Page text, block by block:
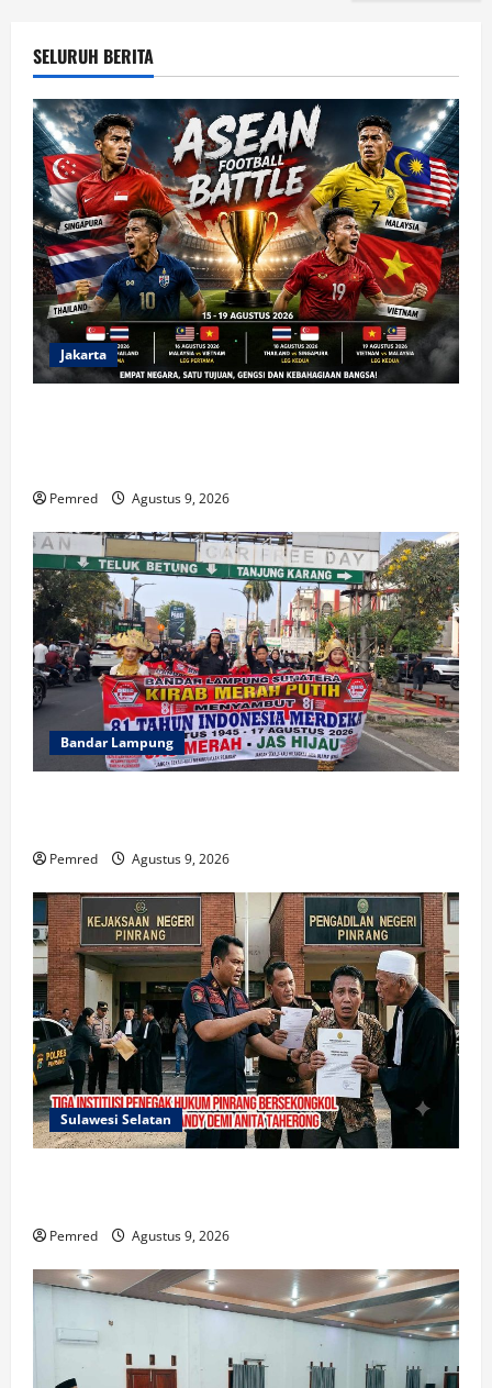
SELURUH BERITA
Jakarta
Pemred Agustus 9, 2026
Bandar Lampung
Pemred Agustus 9, 2026
Sulawesi Selatan
Pemred Agustus 9, 2026